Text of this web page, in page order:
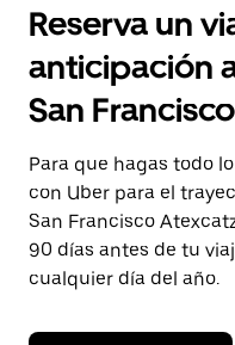
el
y
selecciona
una
Presiona
la
tecla Esc
para
cerrar
el
calendario.
Reserva un
anticipación
San
Para que hagas todo
con Uber para el
San Francisco
90 días antes de tu
cualquier día del año.